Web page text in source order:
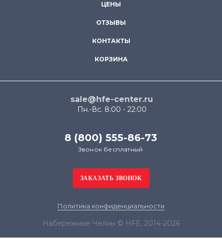
ЦЕНЫ
ОТЗЫВЫ
КОНТАКТЫ
КОРЗИНА
sale@hfe-center.ru
Пн.-Вс. 8:00 - 22:00
8 (800) 555-86-73
Звонок бесплатный
Политика конфиденциальности
Набережные Челны © HFE, 2014-2026